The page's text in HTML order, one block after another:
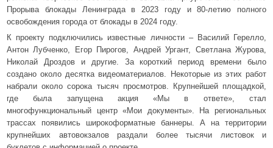
Прорыва блокады Ленинграда в 2023 году и 80-летию полного
освобождения города от блокады в 2024 году.
К проекту подключились известные личности – Василий Герелло,
Антон Лубченко, Егор Пирогов, Андрей Ургант, Светлана Журова,
Николай Дроздов и другие. За короткий период времени было
создано около десятка видеоматериалов. Некоторые из этих работ
набрали около сорока тысяч просмотров. Крупнейшей площадкой,
где была запущена акция «Мы в ответе», стал
многофункциональный центр «Мои документы». На региональных
трассах появились широкоформатные баннеры. А на территории
крупнейших автовокзалов раздали более тысячи листовок и